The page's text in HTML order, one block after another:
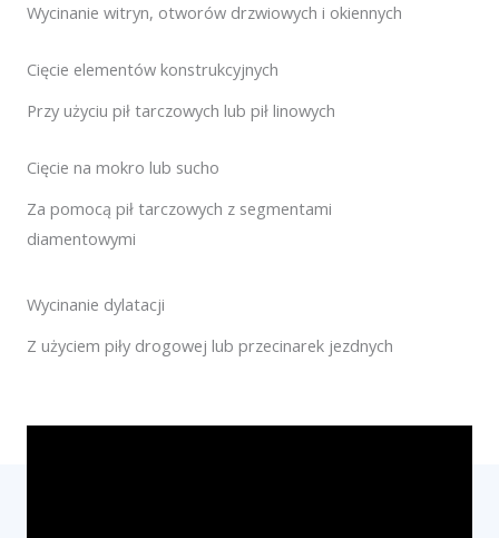
Wycinanie witryn, otworów drzwiowych i okiennych
Cięcie elementów konstrukcyjnych
Przy użyciu pił tarczowych lub pił linowych
Cięcie na mokro lub sucho
Za pomocą pił tarczowych z segmentami
diamentowymi
Wycinanie dylatacji
Z użyciem piły drogowej lub przecinarek jezdnych